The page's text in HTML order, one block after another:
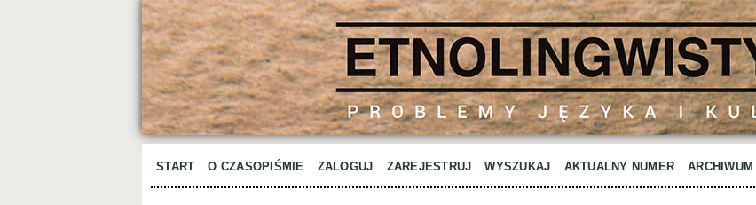
START O CZASOPIŚMIE ZALOGUJ ZAREJESTRUJ WYSZUKAJ AKTUALNY NUMER ARCHIWUM